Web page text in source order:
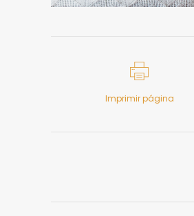
Imprimir página